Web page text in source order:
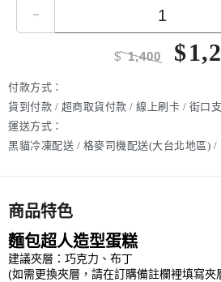
-
$1,400 $
付款方式：
貨到付款 / 超商取貨付款 / 線上刷卡 / 街口
運送方式：
黑貓冷凍配送 / 格麥司機配送(大台北地區) /
商品特色
麵包超人造型蛋糕
建議夾層：巧克力、布丁
(如需更換夾層，請在訂購備註欄裡填寫夾